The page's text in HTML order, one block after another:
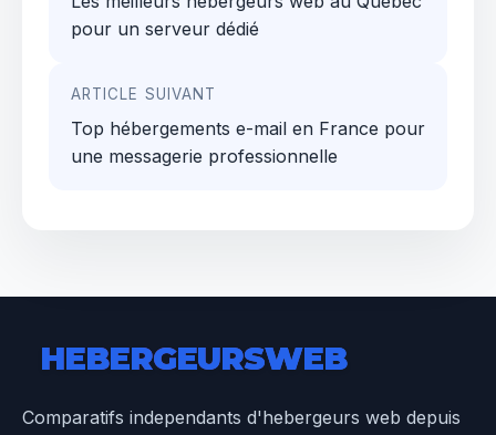
l’article
pour un serveur dédié
ARTICLE SUIVANT
Top hébergements e-mail en France pour
une messagerie professionnelle
HEBERGEURSWEB
Comparatifs independants d'hebergeurs web depuis